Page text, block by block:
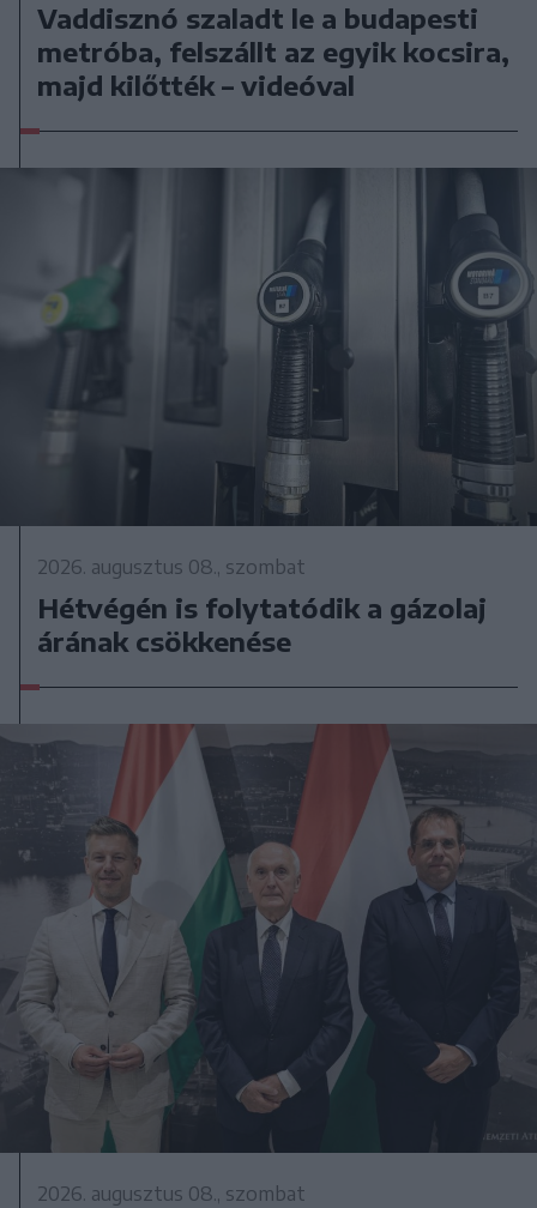
Vaddisznó szaladt le a budapesti
metróba, felszállt az egyik kocsira,
majd kilőtték – videóval
2026. augusztus 08., szombat
Hétvégén is folytatódik a gázolaj
árának csökkenése
2026. augusztus 08., szombat